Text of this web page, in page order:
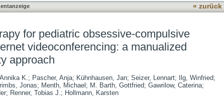
« zurück
for pediatric obsessive-compulsive
videoconferencing: a manualized
approach
K.; Pascher, Anja; Kühnhausen, Jan; Seizer, Lennart; Ilg, Winfried;
Jonas; Menth, Michael ; M. Barth, Gottfried; Gawrilow, Caterina;
; Renner, Tobias J.; Hollmann, Karsten